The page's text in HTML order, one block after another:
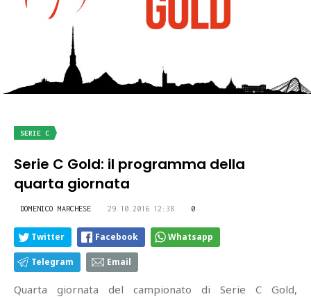
SERIE C
Serie C Gold: il programma della
quarta giornata
DOMENICO MARCHESE 29.10.2016 12:38 0
Twitter Facebook Whatsapp
Telegram Email
Quarta giornata del campionato di Serie C Gold,